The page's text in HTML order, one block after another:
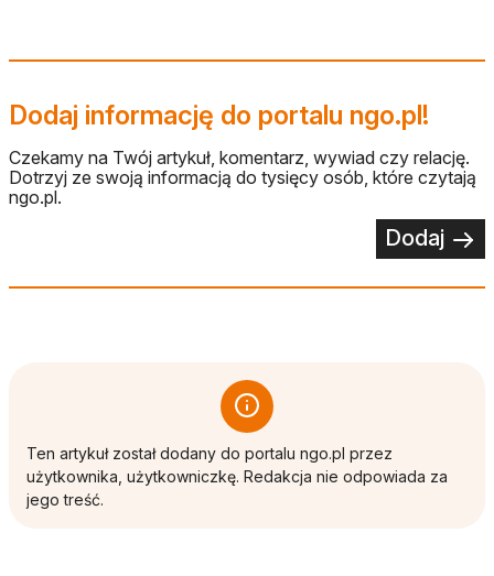
Dodaj informację do portalu ngo.pl!
Czekamy na Twój artykuł, komentarz, wywiad czy relację.
Dotrzyj ze swoją informacją do tysięcy osób, które czytają
ngo.pl.
Dodaj
Ten artykuł został dodany do portalu ngo.pl przez
użytkownika, użytkowniczkę. Redakcja nie odpowiada za
jego treść.